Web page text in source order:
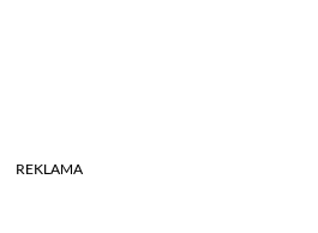
REKLAMA